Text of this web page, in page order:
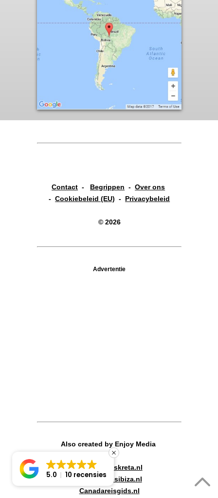
Contact - Begrippen -Over ons
-Cookiebeleid (EU) - Privacybeleid
© 2026
Advertentie
Also created by Enjoy Media
Lastminuteskreta.nl
Lastminutesibiza.nl
Canadareisgids.nl
5.0 10 recensies